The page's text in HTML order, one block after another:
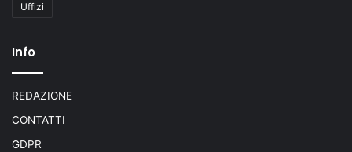
Uffizi
Info
REDAZIONE
CONTATTI
GDPR